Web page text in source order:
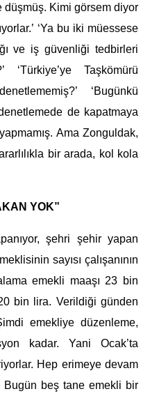
düşmüş. Kimi görsem diyor
‘Ya bu iki müessese
ve iş güvenliği tedbirleri
‘Türkiye’ye Taşkömürü
‘Bugünkü
de kapatmaya
Ama Zonguldak,
bir arada, kol kola
YOK”
şehri şehir yapan
sayısı çalışanının
emekli maaşı 23 bin
bin lira. Verildiği günden
emekliye düzenleme,
kadar. Yani Ocak’ta
Hep erimeye devam
Bugün beş tane emekli bir